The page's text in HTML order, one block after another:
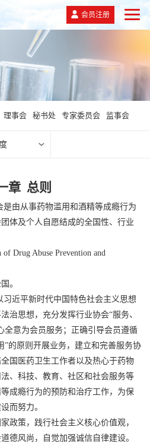
会员注册
理事会 秘书处 专家委员会 监事会
章 总则
由从事药物滥用和酒精等成瘾行为
体及个人自愿结成的全国性、行业
Drug Abuse Prevention and
。
近平新时代中国特色社会主义思想
治思想，充分发挥行业协会“服务、
全意为会员服务；正确引导会员遵循
”的原则开展业务，建立和完善服务协
国医药卫生工作者以及热心于药物
、科技、教育、社区和社会服务等
成瘾行为的预防和治疗工作，为保
而努力。
政策，践行社会主义核心价值观，
德风尚，自觉加强诚信自律建设。